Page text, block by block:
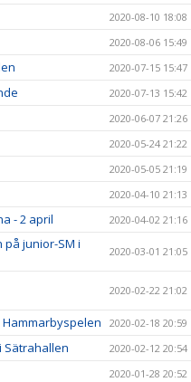
2020-08-10 18:08
2020-08-06 15:49
2020-07-15 15:47
2020-07-13 15:42
2020-06-07 21:26
2020-05-24 21:22
2020-05-05 21:19
2020-04-10 21:13
- 2 april 2020-04-02 21:16
på junior-SM i
2020-03-01 21:05
2020-02-22 21:02
Hammarbyspelen 2020-02-18 20:59
Sätrahallen 2020-02-12 20:54
2020-01-28 20:52